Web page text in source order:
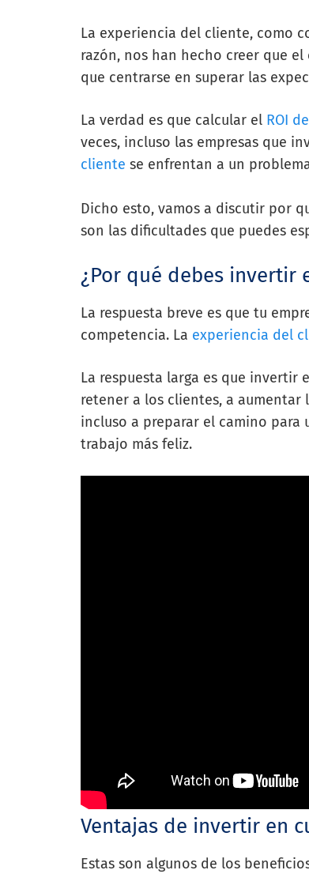
La experiencia del cliente, como
razón, nos han hecho creer que
que centrarse en superar las
La verdad es que calcular el ROI
veces, incluso las empresas que
cliente se enfrentan a un
Dicho esto, vamos a discutir por
son las dificultades que puedes
¿Por qué debes invertir
La respuesta breve es que tu
competencia. La experiencia del
La respuesta larga es que invertir
retener a los clientes, a aumentar
incluso a preparar el camino para
trabajo más feliz.
Ventajas de invertir en
Estas son algunos de los